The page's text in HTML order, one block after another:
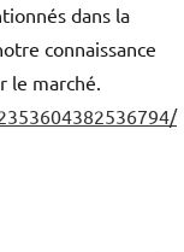
dans la
connaissance
le marché.